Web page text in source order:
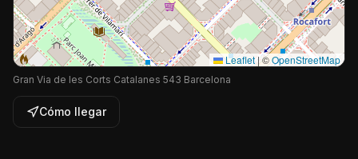
Leaflet|©OpenStreetMap
Gran Via de les Corts Catalanes 543 Barcelona
Cómo llegar